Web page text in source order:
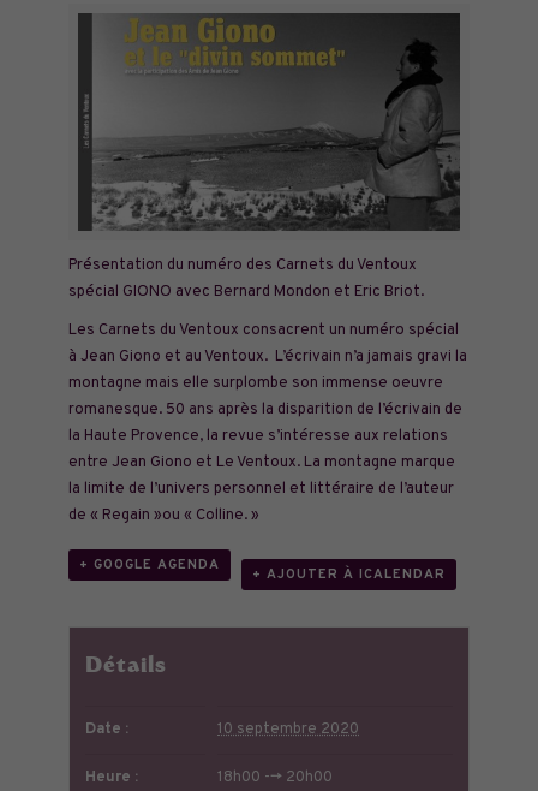
Présentation du numéro des Carnets du Ventoux
spécial GIONO avec Bernard Mondon et Eric Briot.
Les Carnets du Ventoux consacrent un numéro spécial
à Jean Giono et au Ventoux. L’écrivain n’a jamais gravi la
montagne mais elle surplombe son immense oeuvre
romanesque. 50 ans après la disparition de l’écrivain de
la Haute Provence, la revue s’intéresse aux relations
entre Jean Giono et Le Ventoux. La montagne marque
la limite de l’univers personnel et littéraire de l’auteur
de « Regain »ou « Colline. »
+ GOOGLE AGENDA
+ AJOUTER À ICALENDAR
Détails
Date : 10 septembre 2020
Heure : 18h00 --> 20h00